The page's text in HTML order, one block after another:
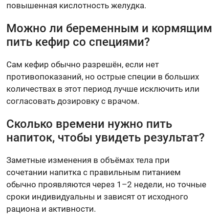
повышенная кислотность желудка.
Можно ли беременным и кормящим
пить кефир со специями?
Сам кефир обычно разрешён, если нет
противопоказаний, но острые специи в больших
количествах в этот период лучше исключить или
согласовать дозировку с врачом.
Сколько времени нужно пить
напиток, чтобы увидеть результат?
Заметные изменения в объёмах тела при
сочетании напитка с правильным питанием
обычно проявляются через 1–2 недели, но точные
сроки индивидуальны и зависят от исходного
рациона и активности.